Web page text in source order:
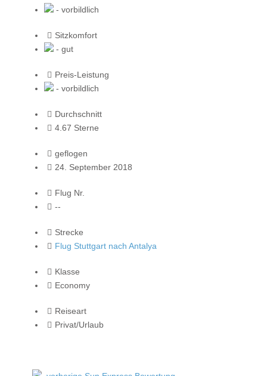
- vorbildlich
Sitzkomfort
- gut
Preis-Leistung
- vorbildlich
Durchschnitt
4.67 Sterne
geflogen
24. September 2018
Flug Nr.
--
Strecke
Flug Stuttgart nach Antalya
Klasse
Economy
Reiseart
Privat/Urlaub